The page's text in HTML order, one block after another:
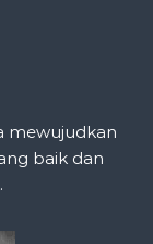
mewujudkan
baik dan